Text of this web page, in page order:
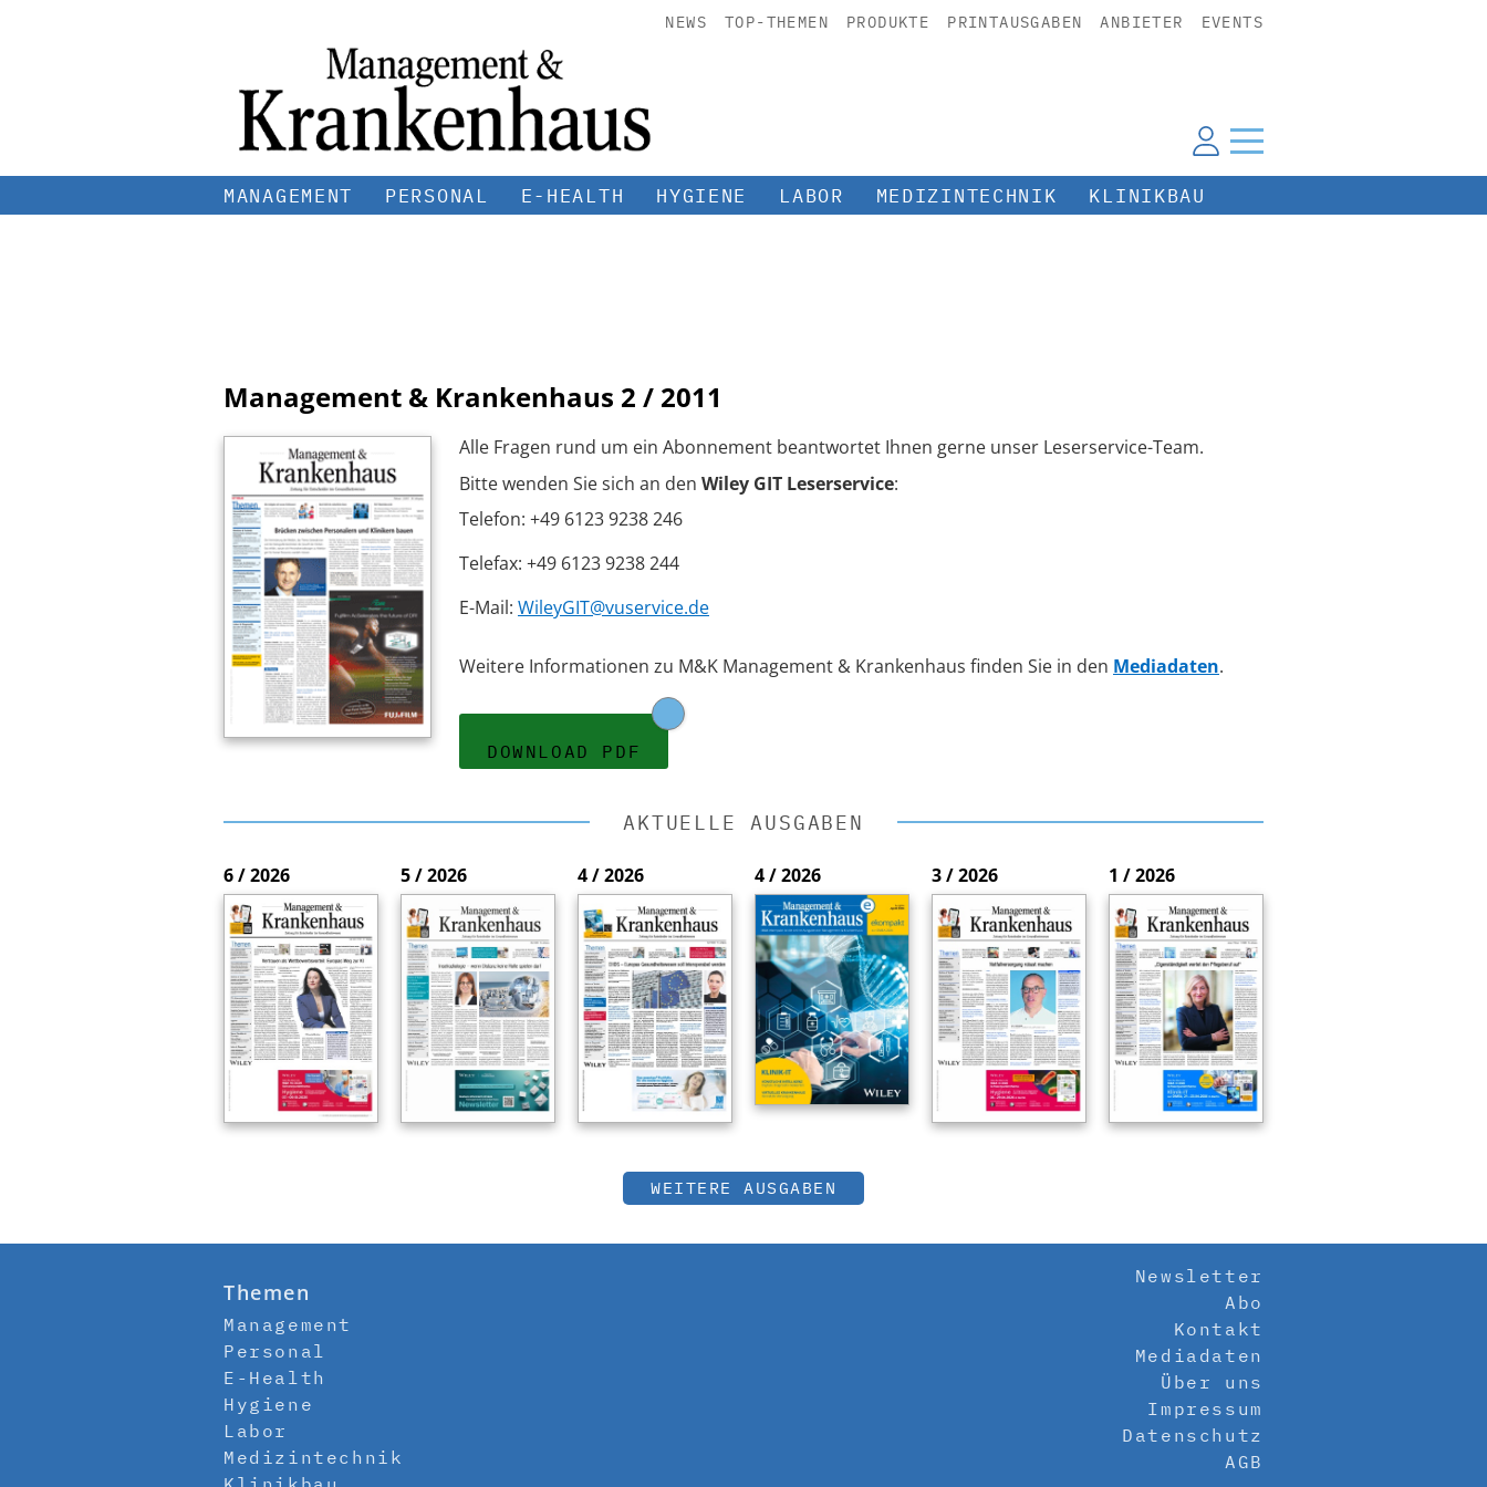
NEWS TOP-THEMEN PRODUKTE PRINTAUSGABEN ANBIETER EVENTS
MANAGEMENT PERSONAL E-HEALTH HYGIENE LABOR MEDIZINTECHNIK KLINIKBAU
Management & Krankenhaus 2 / 2011
Alle Fragen rund um ein Abonnement beantwortet Ihnen gerne unser Leserservice-Team.
Bitte wenden Sie sich an den Wiley GIT Leserservice:
Telefon: +49 6123 9238 246
Telefax: +49 6123 9238 244
E-Mail: WileyGIT@vuservice.de
Weitere Informationen zu M&K Management & Krankenhaus finden Sie in den Mediadaten.
DOWNLOAD PDF
AKTUELLE AUSGABEN
6 / 2026 5 / 2026 4 / 2026 4 / 2026 3 / 2026 1 / 2026
WEITERE AUSGABEN
Themen
Management
Personal
E-Health
Hygiene
Labor
Medizintechnik
Newsletter
Abo
Kontakt
Mediadaten
Über uns
Impressum
Datenschutz
AGB